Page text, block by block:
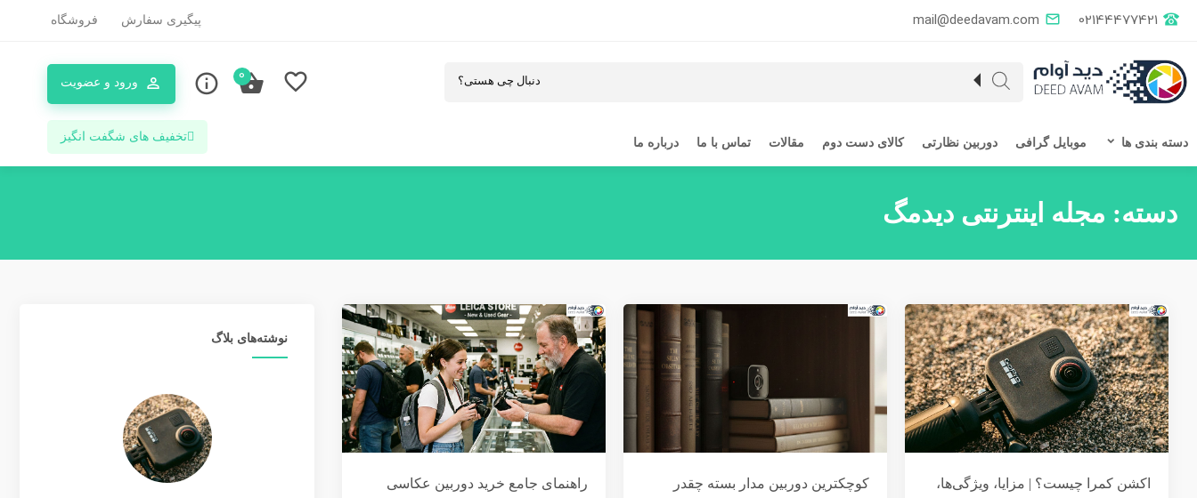
mail@deedavam.com 02144477421 پیگیری سفارش فروشگاه
ورود و عضویت 0
دسته بندی ها موبایل گرافی دوربین نظارتی کالای دست دوم مقالات تماس با ما درباره ما تخفیف های شگفت انگیز
دسته: مجله اینترنتی دیدمگ
اکشن کمرا چیست؟ | مزایا، ویژگی‌ها،
کوچکترین دوربین مدار بسته چقدر
راهنمای جامع خرید دوربین عکاسی
نوشته‌های بلاگ